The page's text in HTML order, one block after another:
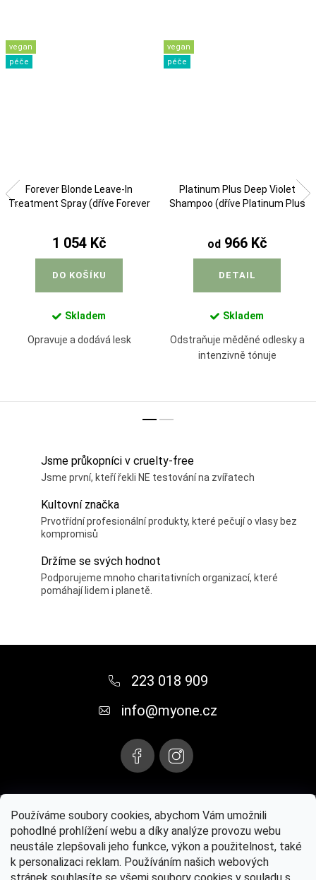
Používáme soubory cookies, abychom Vám umožnili
pohodlné prohlížení webu a díky analýze provozu webu
neustále zlepšovali jeho funkce, výkon a použitelnost, také
k personalizaci reklam. Používáním našich webových
vegan
péče
Forever Blonde Leave-In
Treatment Spray (dříve Forever
1 054 Kč
DO KOŠÍKU
Skladem
Opravuje a dodává lesk
vegan
péče
Platinum Plus Deep Violet
Shampoo (dříve Platinum Plus
od966 Kč
DETAIL
Skladem
Odstraňuje měděné odlesky a
intenzivně tónuje
Jsme průkopníci v cruelty-free
Jsme první, kteří řekli NE testování na zvířatech
Kultovní značka
Prvotřídní profesionální produkty, které pečují o vlasy bez
kompromisů
Držíme se svých hodnot
Podporujeme mnoho charitativních organizací, které
pomáhají lidem i planetě.
223 018 909
info@myone.cz
Instagram
Paul Mitchell® oficiální web MYONE s.r.o. Kontaktujte nás